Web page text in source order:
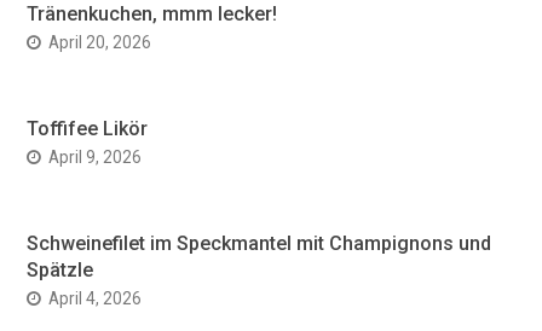
Tränenkuchen, mmm lecker!
April 20, 2026
Toffifee Likör
April 9, 2026
Schweinefilet im Speckmantel mit Champignons und
Spätzle
April 4, 2026